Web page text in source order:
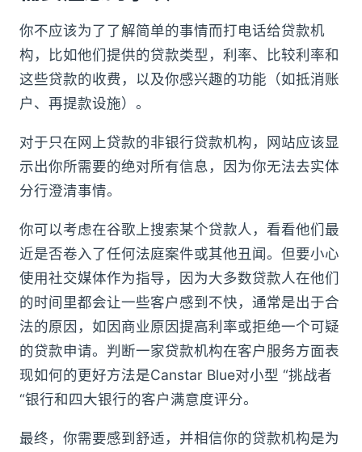
你不应该为了了解简单的事情而打电话给贷款机
构，比如他们提供的贷款类型，利率、比较利率和
这些贷款的收费，以及你感兴趣的功能（如抵消账
户、再提款设施）。
对于只在网上贷款的非银行贷款机构，网站应该显
示出你所需要的绝对所有信息，因为你无法去实体
分行澄清事情。
你可以考虑在谷歌上搜索某个贷款人，看看他们最
近是否卷入了任何法庭案件或其他丑闻。但要小心
使用社交媒体作为指导，因为大多数贷款人在他们
的时间里都会让一些客户感到不快，通常是出于合
法的原因，如因商业原因提高利率或拒绝一个可疑
的贷款申请。判断一家贷款机构在客户服务方面表
现如何的更好方法是Canstar Blue对小型 “挑战者
“银行和四大银行的客户满意度评分。
最终，你需要感到舒适，并相信你的贷款机构是为